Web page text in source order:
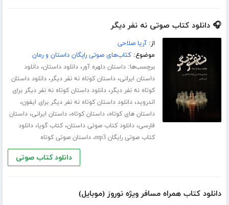
🎧 دانلود کتاب صوتی نه نفر دیگر
از:آریا صلاحی
موضوع:کتاب‌های صوتی رایگان داستان و رمان
برچسب‌ها:داستان دلهره آور،دانلود داستان،دانلود
داستان ایرانی،داستان کوتاه نه نفر دیگر،دانلود داستان
کوتاه نه نفر دیگر،دانلود داستان کوتاه نه نفر دیگر برای
اندروید،دانلود داستان کوتاه نه نفر دیگر برای ایفون،
داستان های کوتاه،داستان کوتاه،داستان ایرانی،داستان
فارسی،دانلود کتاب صوتی داستان،کتاب گویا،دانلود
کتاب صوتی رایگان mp3
،داستان صوتی کوتاه
دانلود کتاب صوتی
دانلود کتاب همراه مسافر ویژه نوروز (موبایل)